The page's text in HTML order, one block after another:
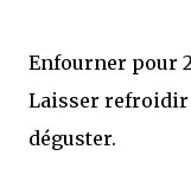
Enfourner pour
Laisser refroidir
déguster.